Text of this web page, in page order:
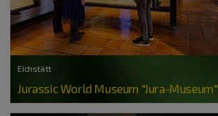
Eichstätt
Jurassic World Museum "Jura-Museum"